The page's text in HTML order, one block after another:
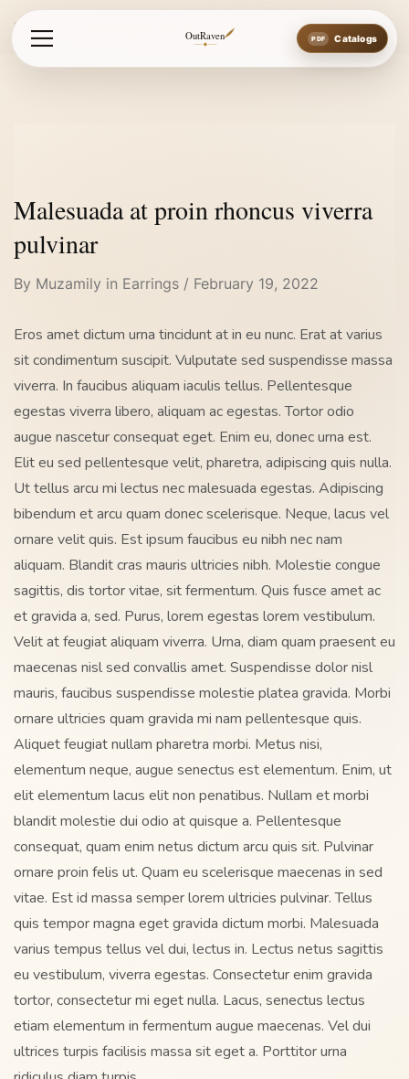
OutRaven Catalogs
Home Malesuada at proin rhoncus viverra pulvinar
Malesuada at proin rhoncus viverra
pulvinar
By Muzamily in Earrings February 19, 2022
Eros amet dictum urna tincidunt at in eu nunc. Erat at varius
sit condimentum suscipit. Vulputate sed suspendisse massa
viverra. In faucibus aliquam iaculis tellus. Pellentesque
egestas viverra libero, aliquam ac egestas. Tortor odio
augue nascetur consequat eget. Enim eu, donec urna est.
Elit eu sed pellentesque velit, pharetra, adipiscing quis nulla.
Ut tellus arcu mi lectus nec malesuada egestas. Adipiscing
bibendum et arcu quam donec scelerisque. Neque, lacus vel
ornare velit quis. Est ipsum faucibus eu nibh nec nam
aliquam. Blandit cras mauris ultricies nibh. Molestie congue
sagittis, dis tortor vitae, sit fermentum. Quis fusce amet ac
et gravida a, sed. Purus, lorem egestas lorem vestibulum.
Velit at feugiat aliquam viverra. Urna, diam quam praesent eu
maecenas nisl sed convallis amet. Suspendisse dolor nisl
mauris, faucibus suspendisse molestie platea gravida. Morbi
ornare ultricies quam gravida mi nam pellentesque quis.
Aliquet feugiat nullam pharetra morbi. Metus nisi,
elementum neque, augue senectus est elementum. Enim, ut
elit elementum lacus elit non penatibus. Nullam et morbi
blandit molestie dui odio at quisque a. Pellentesque
consequat, quam enim netus dictum arcu quis sit. Pulvinar
ornare proin felis ut. Quam eu scelerisque maecenas in sed
vitae. Est id massa semper lorem ultricies pulvinar. Tellus
quis tempor magna eget gravida dictum morbi. Malesuada
varius tempus tellus vel dui, lectus in. Lectus netus sagittis
eu vestibulum, viverra egestas. Consectetur enim gravida
tortor, consectetur mi eget nulla. Lacus, senectus lectus
etiam elementum in fermentum augue maecenas. Vel dui
ultrices turpis facilisis massa sit eget a. Porttitor urna